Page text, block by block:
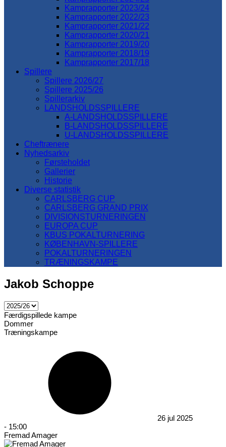
Kamprapporter 2023/24
Kamprapporter 2022/23
Kamprapporter 2021/22
Kamprapporter 2020/21
Kamprapporter 2019/20
Kamprapporter 2018/19
Kamprapporter 2017/18
Spillere
Spillere 2026/27
Spillere 2025/26
Spillerarkiv
LANDSHOLDSSPILLERE
A-LANDSHOLDSSPILLERE
B-LANDSHOLDSSPILLERE
U-LANDSHOLDSSPILLERE
Cheftrænere
Nyhedsarkiv
Førsteholdet
Gallerier
Historie
Diverse statistik
CARLSBERG CUP
CARLSBERG GRAND PRIX
DIVISIONSTURNERINGEN
EUROPA CUP
KBUS POKALTURNERING
KØBENHAVN-SPILLERE
POKALTURNERINGEN
TRÆNINGSKAMPE
Jakob Schoppe
Færdigspillede kampe
Dommer
Træningskampe
26 jul 2025
- 15:00
Fremad Amager